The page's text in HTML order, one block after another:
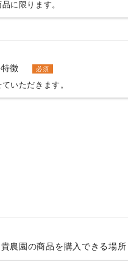
に限ります。
徴 必須
いただきます。
農園の商品を購入できる場所